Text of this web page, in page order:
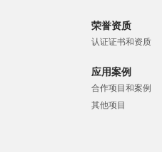
荣誉资质
认证证书和资质
应用案例
合作项目和案例
其他项目